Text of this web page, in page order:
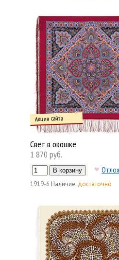
Свет в окошке
Акция сайта
1 870 руб.
1919-6 Наличие: достаточно